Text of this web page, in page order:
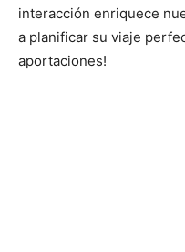
interacción enriquece
a planificar su viaje
aportaciones!